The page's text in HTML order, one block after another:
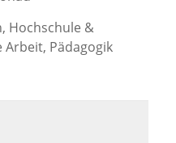
Hochschule &
Arbeit, Pädagogik